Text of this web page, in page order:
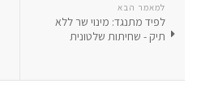
למאמר הבא
לפיד מתנגד: מינוי שר ללא
תיק - שחיתות שלטונית